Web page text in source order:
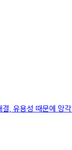
, 유용성 때문에 망